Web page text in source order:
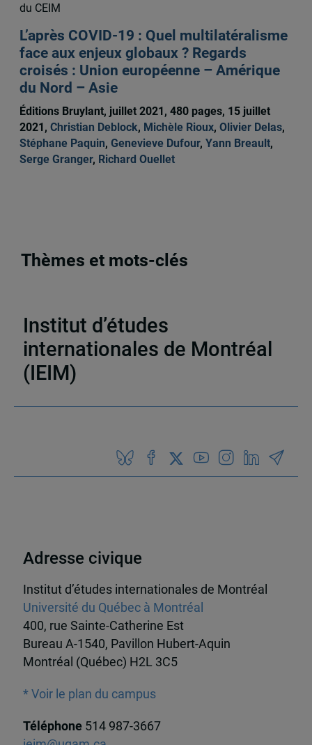
du CEIM
L’après COVID-19 : Quel multilatéralisme
face aux enjeux globaux ? Regards
croisés : Union européenne – Amérique
du Nord – Asie
Éditions Bruylant, juillet 2021, 480 pages, 15 juillet
2021, Christian Deblock, Michèle Rioux, Olivier Delas,
Stéphane Paquin, Genevieve Dufour, Yann Breault,
Serge Granger, Richard Ouellet
Thèmes et mots-clés
Institut d’études
internationales de Montréal
(IEIM)
Adresse civique
Institut d’études internationales de Montréal
Université du Québec à Montréal
400, rue Sainte-Catherine Est
Bureau A-1540, Pavillon Hubert-Aquin
Montréal (Québec) H2L 3C5
* Voir le plan du campus
Téléphone 514 987-3667